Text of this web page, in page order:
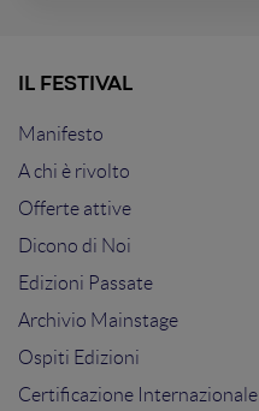
IL FESTIVAL
Manifesto
A chi è rivolto
Offerte attive
Dicono di Noi
Edizioni Passate
Archivio Mainstage
Ospiti Edizioni
Certificazione Internazionale